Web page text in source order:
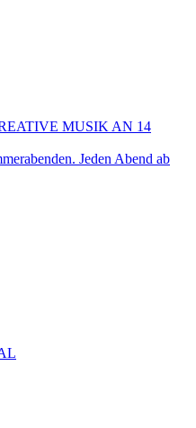
MUSIK AN 14
Jeden Abend ab